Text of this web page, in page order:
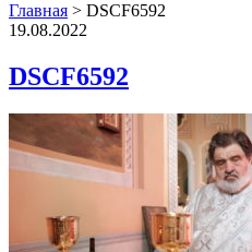
Главная > DSCF6592
19.08.2022
DSCF6592